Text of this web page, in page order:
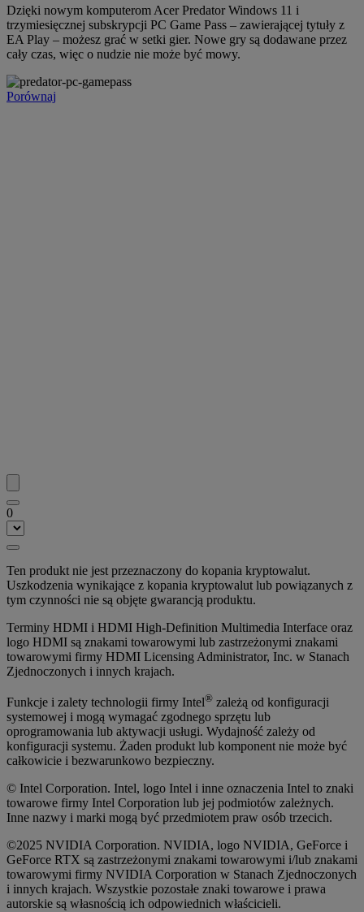
Dzięki nowym komputerom Acer Predator Windows 11 i
trzymiesięcznej subskrypcji PC Game Pass – zawierającej tytuły z
EA Play – możesz grać w setki gier. Nowe gry są dodawane przez
cały czas, więc o nudzie nie może być mowy.
Porównaj
0
Ten produkt nie jest przeznaczony do kopania kryptowalut.
Uszkodzenia wynikające z kopania kryptowalut lub powiązanych z
tym czynności nie są objęte gwarancją produktu.
Terminy HDMI i HDMI High-Definition Multimedia Interface oraz
logo HDMI są znakami towarowymi lub zastrzeżonymi znakami
towarowymi firmy HDMI Licensing Administrator, Inc. w Stanach
Zjednoczonych i innych krajach.
Funkcje i zalety technologii firmy Intel® zależą od konfiguracji
systemowej i mogą wymagać zgodnego sprzętu lub
oprogramowania lub aktywacji usługi. Wydajność zależy od
konfiguracji systemu. Żaden produkt lub komponent nie może być
całkowicie i bezwarunkowo bezpieczny.
© Intel Corporation. Intel, logo Intel i inne oznaczenia Intel to znaki
towarowe firmy Intel Corporation lub jej podmiotów zależnych.
Inne nazwy i marki mogą być przedmiotem praw osób trzecich.
©2025 NVIDIA Corporation. NVIDIA, logo NVIDIA, GeForce i
GeForce RTX są zastrzeżonymi znakami towarowymi i/lub znakami
towarowymi firmy NVIDIA Corporation w Stanach Zjednoczonych
i innych krajach. Wszystkie pozostałe znaki towarowe i prawa
autorskie są własnością ich odpowiednich właścicieli.